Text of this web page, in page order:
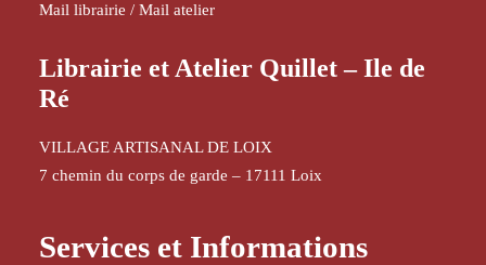
Mail librairie / Mail atelier
Librairie et Atelier Quillet – Ile de
Ré
VILLAGE ARTISANAL DE LOIX
7 chemin du corps de garde – 17111 Loix
Services et Informations